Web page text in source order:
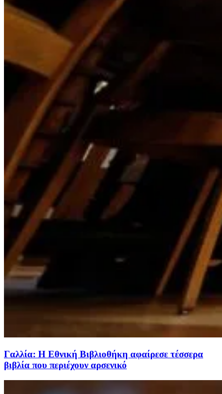
Γαλλία: Η Εθνική Βιβλιοθήκη αφαίρεσε τέσσερα
βιβλία που περιέχουν αρσενικό